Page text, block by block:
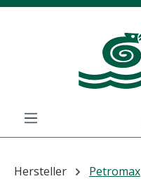
Hersteller Petromax